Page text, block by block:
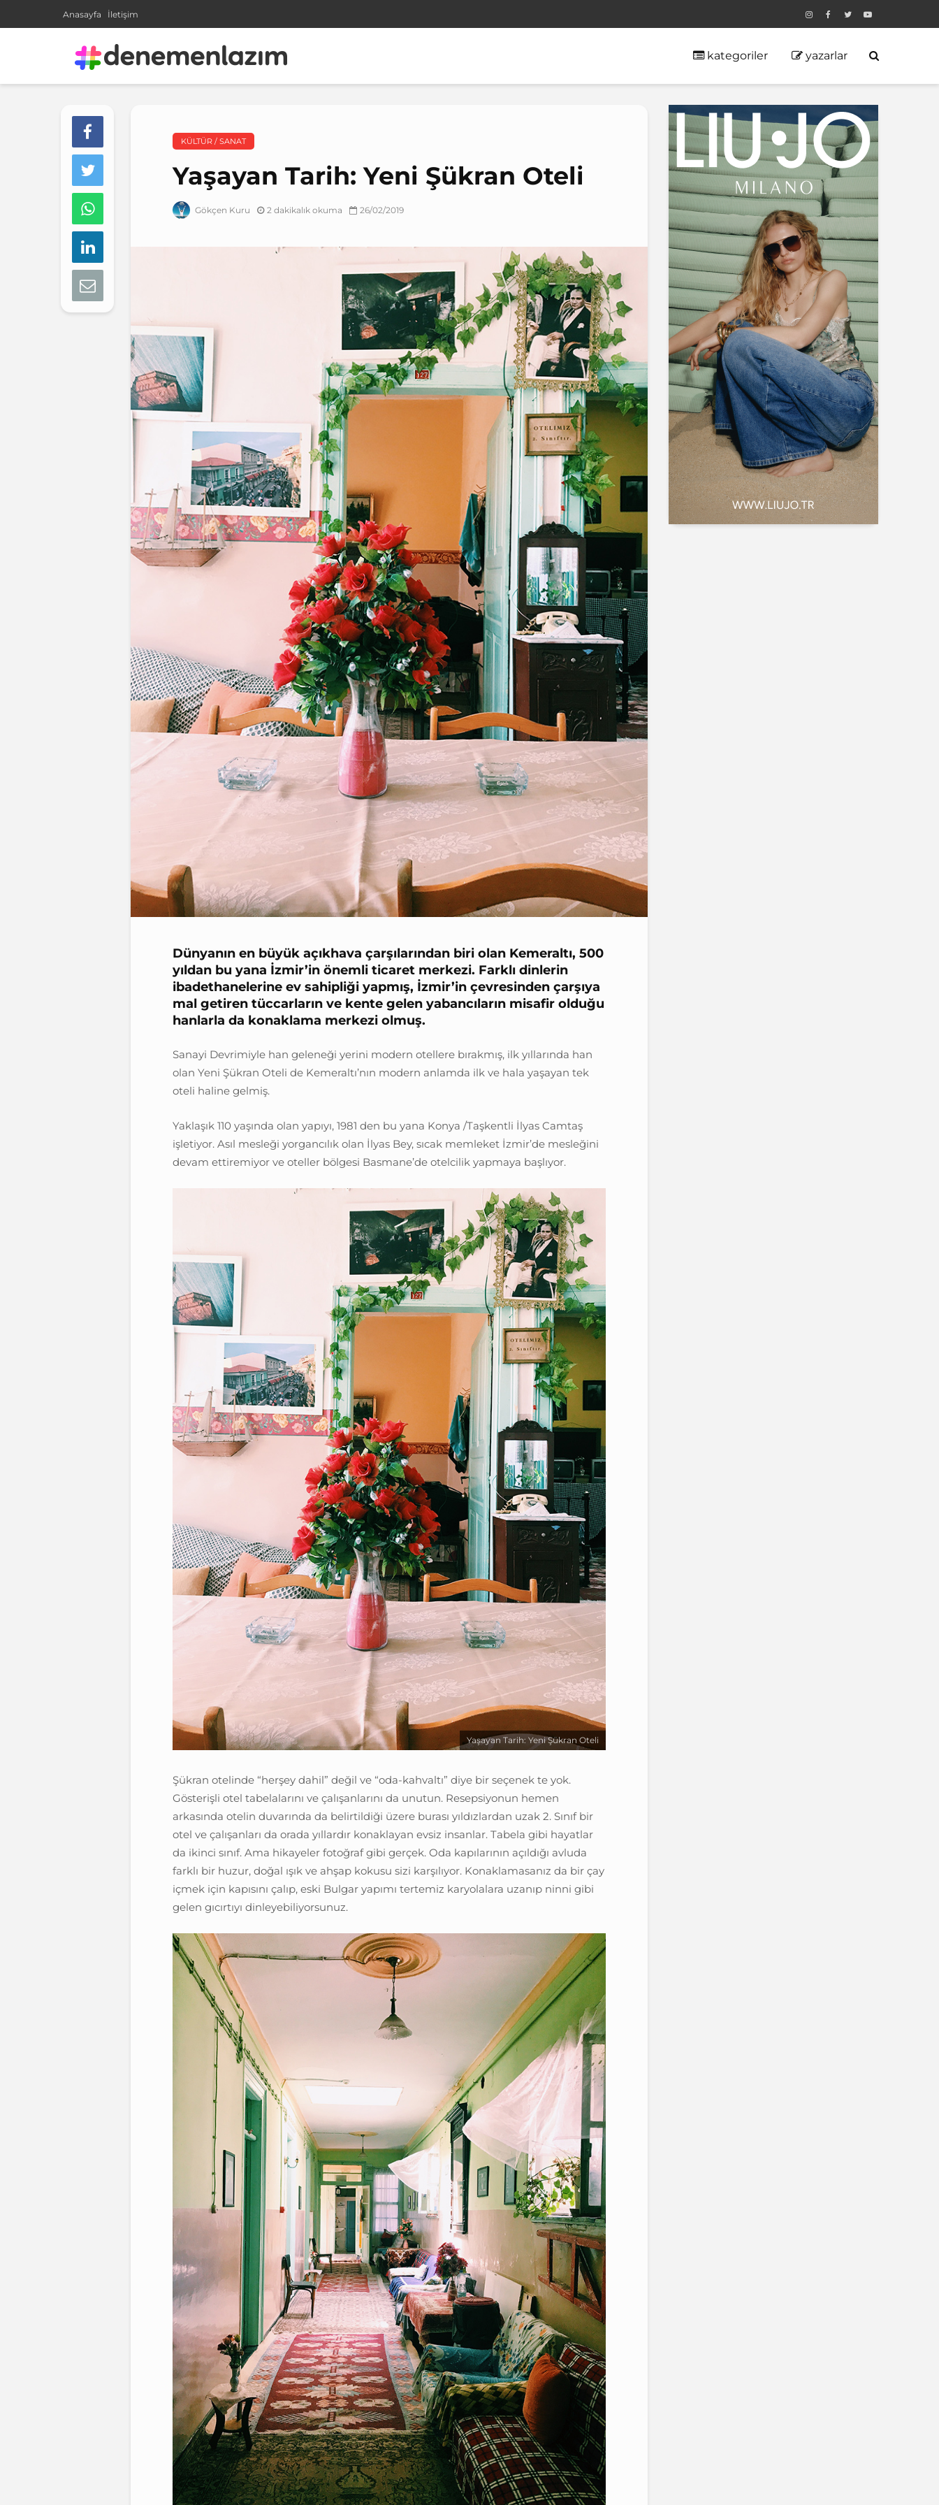
Anasayfa İletişim
kategoriler yazarlar
KÜLTÜR / SANAT
Yaşayan Tarih: Yeni Şükran Oteli
Gökçen Kuru 2 dakikalık okuma 26/02/2019
Dünyanın en büyük açıkhava çarşılarından biri olan Kemeraltı, 500
yıldan bu yana İzmir’in önemli ticaret merkezi. Farklı dinlerin
ibadethanelerine ev sahipliği yapmış, İzmir’in çevresinden çarşıya
mal getiren tüccarların ve kente gelen yabancıların misafir olduğu
hanlarla da konaklama merkezi olmuş.
Sanayi Devrimiyle han geleneği yerini modern otellere bırakmış, ilk yıllarında han
olan Yeni Şükran Oteli de Kemeraltı’nın modern anlamda ilk ve hala yaşayan tek
oteli haline gelmiş.
Yaklaşık 110 yaşında olan yapıyı, 1981 den bu yana Konya /Taşkentli İlyas Camtaş
işletiyor. Asıl mesleği yorgancılık olan İlyas Bey, sıcak memleket İzmir’de mesleğini
devam ettiremiyor ve oteller bölgesi Basmane’de otelcilik yapmaya başlıyor.
Yaşayan Tarih: Yeni Şükran Oteli
Şükran otelinde “herşey dahil” değil ve “oda-kahvaltı” diye bir seçenek te yok.
Gösterişli otel tabelalarını ve çalışanlarını da unutun. Resepsiyonun hemen
arkasında otelin duvarında da belirtildiği üzere burası yıldızlardan uzak 2. Sınıf bir
otel ve çalışanları da orada yıllardır konaklayan evsiz insanlar. Tabela gibi hayatlar
da ikinci sınıf. Ama hikayeler fotoğraf gibi gerçek. Oda kapılarının açıldığı avluda
farklı bir huzur, doğal ışık ve ahşap kokusu sizi karşılıyor. Konaklamasanız da bir çay
içmek için kapısını çalıp, eski Bulgar yapımı tertemiz karyolalara uzanıp ninni gibi
gelen gıcırtıyı dinleyebiliyorsunuz.